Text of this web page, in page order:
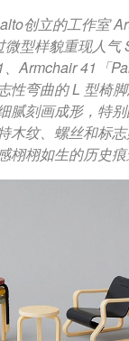
创立的工作室
微型样貌重现人气
Armchair 41「
性弯曲的 L 型椅
腻刻画成形，特
木纹、螺丝和标
栩栩如生的历史痕